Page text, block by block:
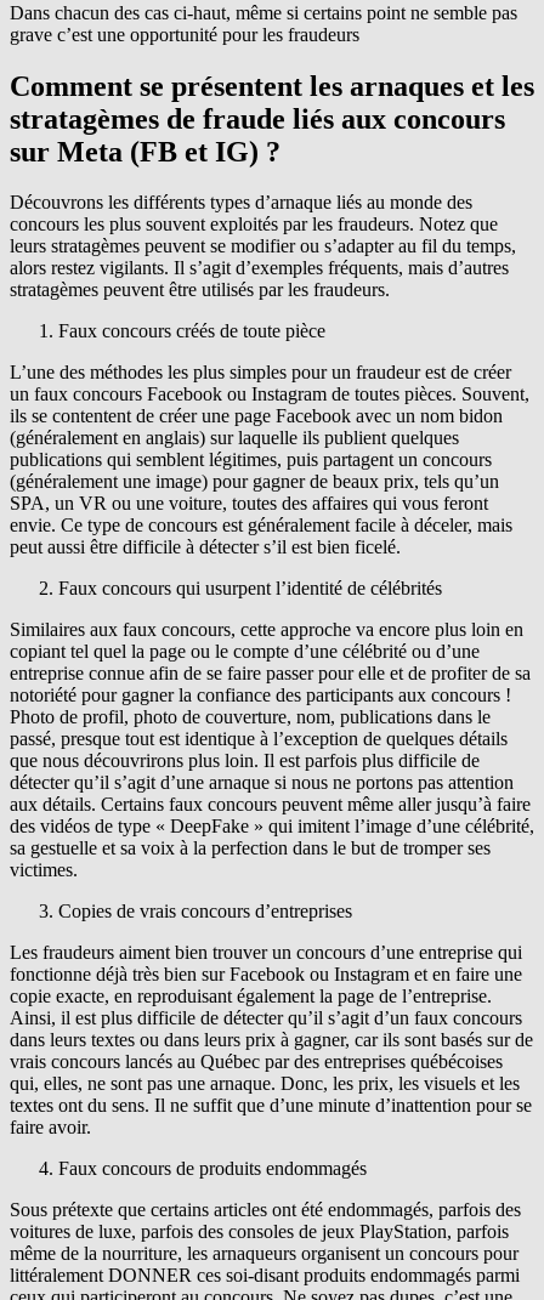
Dans chacun des cas ci-haut, même si certains point ne semble pas
grave c’est une opportunité pour les fraudeurs
Comment se présentent les arnaques et les
stratagèmes de fraude liés aux concours
sur Meta (FB et IG) ?
Découvrons les différents types d’arnaque liés au monde des
concours les plus souvent exploités par les fraudeurs. Notez que
leurs stratagèmes peuvent se modifier ou s’adapter au fil du temps,
alors restez vigilants. Il s’agit d’exemples fréquents, mais d’autres
stratagèmes peuvent être utilisés par les fraudeurs.
Faux concours créés de toute pièce
L’une des méthodes les plus simples pour un fraudeur est de créer
un faux concours Facebook ou Instagram de toutes pièces. Souvent,
ils se contentent de créer une page Facebook avec un nom bidon
(généralement en anglais) sur laquelle ils publient quelques
publications qui semblent légitimes, puis partagent un concours
(généralement une image) pour gagner de beaux prix, tels qu’un
SPA, un VR ou une voiture, toutes des affaires qui vous feront
envie. Ce type de concours est généralement facile à déceler, mais
peut aussi être difficile à détecter s’il est bien ficelé.
Faux concours qui usurpent l’identité de célébrités
Similaires aux faux concours, cette approche va encore plus loin en
copiant tel quel la page ou le compte d’une célébrité ou d’une
entreprise connue afin de se faire passer pour elle et de profiter de sa
notoriété pour gagner la confiance des participants aux concours !
Photo de profil, photo de couverture, nom, publications dans le
passé, presque tout est identique à l’exception de quelques détails
que nous découvrirons plus loin. Il est parfois plus difficile de
détecter qu’il s’agit d’une arnaque si nous ne portons pas attention
aux détails. Certains faux concours peuvent même aller jusqu’à faire
des vidéos de type « DeepFake » qui imitent l’image d’une célébrité,
sa gestuelle et sa voix à la perfection dans le but de tromper ses
victimes.
Copies de vrais concours d’entreprises
Les fraudeurs aiment bien trouver un concours d’une entreprise qui
fonctionne déjà très bien sur Facebook ou Instagram et en faire une
copie exacte, en reproduisant également la page de l’entreprise.
Ainsi, il est plus difficile de détecter qu’il s’agit d’un faux concours
dans leurs textes ou dans leurs prix à gagner, car ils sont basés sur de
vrais concours lancés au Québec par des entreprises québécoises
qui, elles, ne sont pas une arnaque. Donc, les prix, les visuels et les
textes ont du sens. Il ne suffit que d’une minute d’inattention pour se
faire avoir.
Faux concours de produits endommagés
Sous prétexte que certains articles ont été endommagés, parfois des
voitures de luxe, parfois des consoles de jeux PlayStation, parfois
même de la nourriture, les arnaqueurs organisent un concours pour
littéralement DONNER ces soi-disant produits endommagés parmi